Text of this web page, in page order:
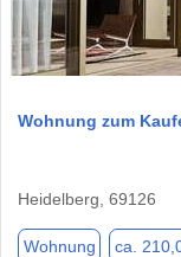
Wohnung zum
Heidelberg, 69126
Wohnung ca.